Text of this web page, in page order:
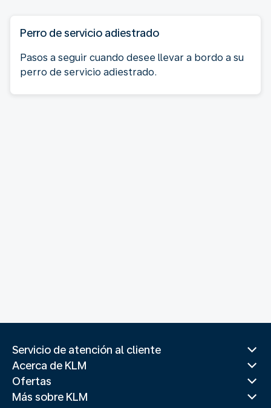
Perro de servicio adiestrado
Pasos a seguir cuando desee llevar a bordo a su
perro de servicio adiestrado.
Servicio de atención al cliente
Acerca de KLM
Ofertas
Más sobre KLM